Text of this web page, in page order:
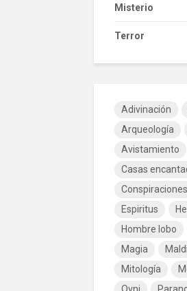
Misterio
Terror
Adivinación
Arqueología
Avistamiento
Casas
Conspiraciones
Espiritus
Hombre lobo
Magia
Mitología